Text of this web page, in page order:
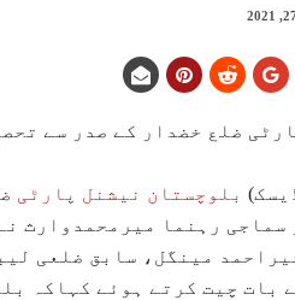
ضلع خضدار کے صدر سے
بلوچستان نیشنل پارٹی
سماجی رہنما میرمحمدوارث
مینگل، سابق ضلعی
بات چیت کرتے ہوئے کہاکہ